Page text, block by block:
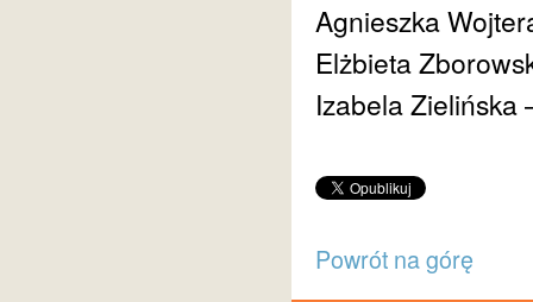
Agnieszka
Elżbieta
Izabela Zielińska
Powrót na górę